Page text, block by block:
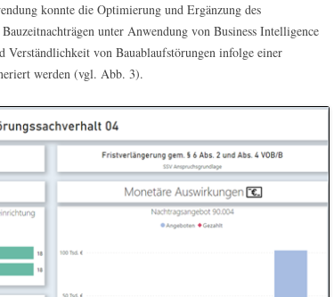
konnte die Optimierung und Ergänzung des
unter Anwendung von Business Intelligence
Verständlichkeit von Bauablaufstörungen infolge einer
werden (vgl. Abb. 3).